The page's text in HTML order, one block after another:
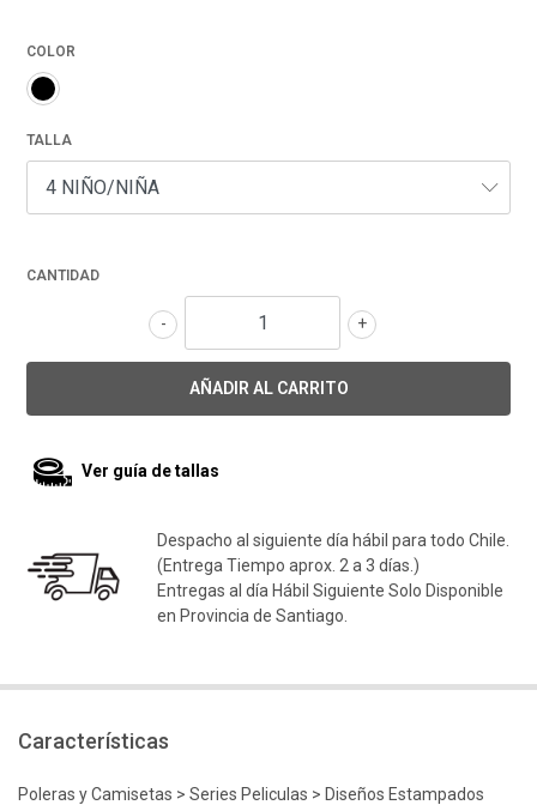
COLOR
TALLA
CANTIDAD
+
-
Ver guía de tallas
Despacho al siguiente día hábil para todo Chile.
(Entrega Tiempo aprox. 2 a 3 días.)
Entregas al día Hábil Siguiente Solo Disponible
en Provincia de Santiago.
Características
Poleras y Camisetas > Series Peliculas > Diseños Estampados